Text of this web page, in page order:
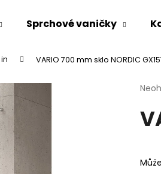
Sprchové vaničky
VARIO 700 mm sklo NORDIC
je
Co potřebujete
Doporučujeme